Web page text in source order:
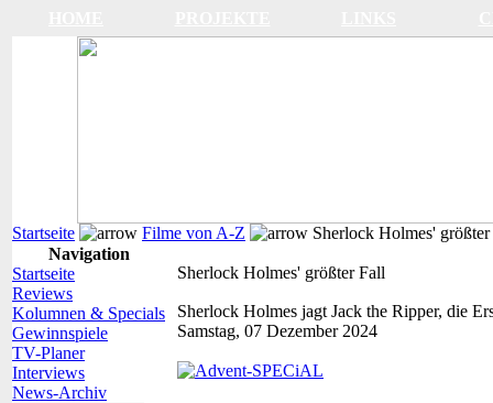
Startseite Filme von A-Z
Sherlock Holmes'
Navigation
Startseite
Reviews
Kolumnen & Specials
Gewinnspiele
TV-Planer
Interviews
News-Archiv
Sherlock Holmes' größter Fall
Sherlock Holmes jagt Jack the Ripper, die
Samstag, 07 Dezember 2024